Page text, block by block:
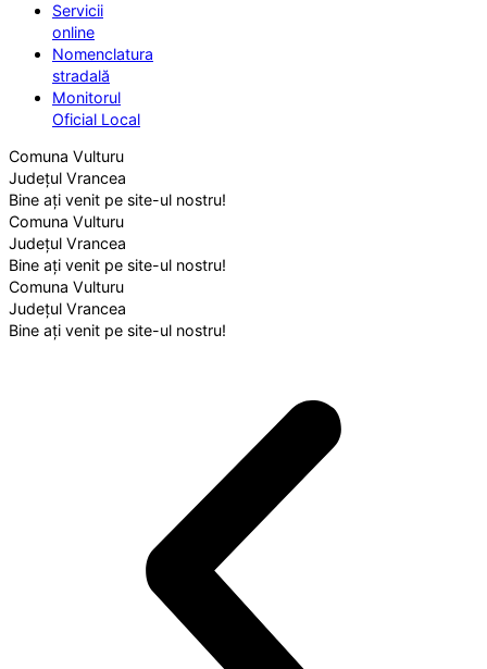
Servicii
online
Nomenclatura
stradală
Monitorul
Oficial Local
Comuna Vulturu
Județul Vrancea
Bine ați venit pe site-ul nostru!
Comuna Vulturu
Județul Vrancea
Bine ați venit pe site-ul nostru!
Comuna Vulturu
Județul Vrancea
Bine ați venit pe site-ul nostru!